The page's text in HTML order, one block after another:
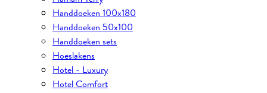
Handdoeken 100x180
Handdoeken 50x100
Handdoeken sets
Hoeslakens
Hotel - Luxury
Hotel Comfort